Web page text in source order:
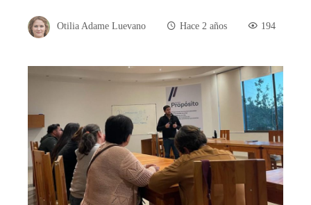
Otilia Adame Luevano Hace 2 años 194